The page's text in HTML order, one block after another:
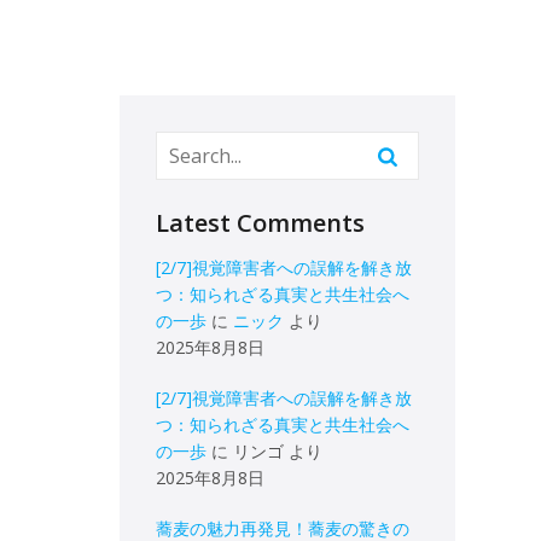
Latest Comments
[2/7]視覚障害者への誤解を解き放
つ：知られざる真実と共生社会へ
の一歩 に ニック より
2025年8月8日
[2/7]視覚障害者への誤解を解き放
つ：知られざる真実と共生社会へ
の一歩 に リンゴ より
2025年8月8日
蕎麦の魅力再発見！蕎麦の驚きの